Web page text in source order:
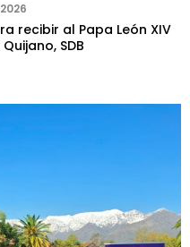
recibir al Papa León XIV
SDB